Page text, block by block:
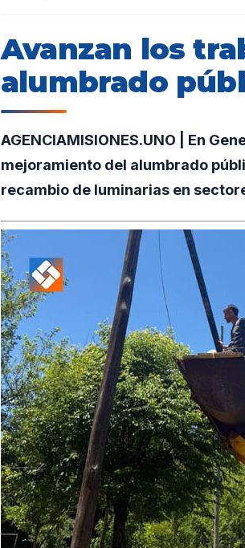
Avanzan los
alumbrado
AGENCIAMISIONES.UNO | En
mejoramiento del alumbrado
recambio de luminarias en